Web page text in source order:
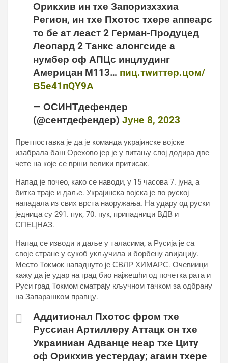
Орикхив ин тхе Запоризхзхиа
Регион, ин тхе Пхотос тхере аппеарс
то бе ат леаст 2 Герман-Продуцед
Леопард 2 Танкс алонгсиде а
нумбер оф АПЦс инцлудинг
Америцан М113… пиц.тwиттер.цом/
В5е41пQY9А
— ОСИНТдефендер
(@сентдефендер) Јуне 8, 2023
Претпоставка је да је команда украјинске војске
изабрала баш Орехово јер је у питању спој додира две
чете на које се врши велики притисак.
Напад је почео, како се наводи, у 15 часова 7. јуна, а
битка траје и даље. Украјинска војска је по руској
нападала из свих врста наоружања. На удару од руски
једница су 291. пук, 70. пук, припадници ВДВ и
СПЕЦНАЗ.
Напад се изводи и даље у таласима, а Русија је са
своје стране у сукоб укључила и борбену авијацију.
Место Токмок нападнуто је СВЛР ХИМАРС. Очевиици
кажу да је удар на град био најжешћи од почетка рата и
Руси град Токмом сматрају кључном тачком за одбрану
на Запарашком правцу.
Аддитионал Пхотос фром тхе
Руссиан Артиллерy Аттацк он тхе
Украиниан Адванце неар тхе Цитy
оф Орикхив yестердаy; агаин тхере